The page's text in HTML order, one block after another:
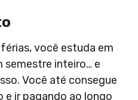
você estuda em
semestre inteiro… e
Você até consegue
e ir pagando ao longo